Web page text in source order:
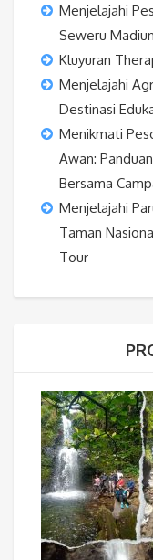
Menjelajahi
Seweru
Kluyuran
Menjelajahi
Destinasi
Menikmati
Awan:
Bersama
Menjelajahi
Taman
Tour